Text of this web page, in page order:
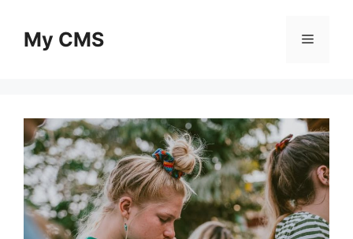
contentMy CMS Menu